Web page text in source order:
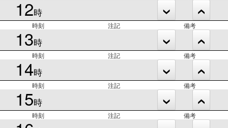
12時
時刻 注記 備考
13時
時刻 注記 備考
14時
時刻 注記 備考
15時
時刻 注記 備考